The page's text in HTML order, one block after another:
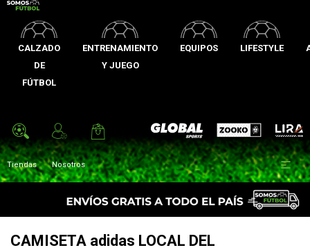
CALZADO
DE
FÚTBOL
ENTRENAMIENTO
Y JUEGO
EQUIPOS LIFESTYLE
Global Sports Zooko Lira
Tiendas Nosotros 
CAMISETA adidas LOCAL DEL